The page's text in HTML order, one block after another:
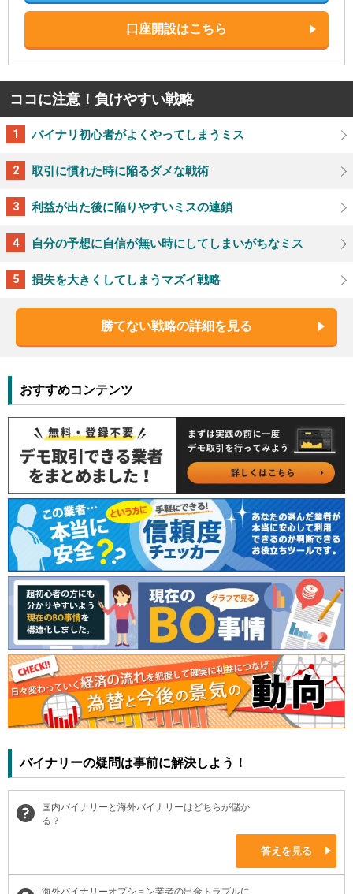
口座開設はこちら
ココに注意！負けやすい戦略
バイナリ初心者がよくやってしまうミス
取引に慣れた時に陥るダメな戦術
利益が出た後に陥りやすいミスの連鎖
自分の予想に自信が無い時にしてしまいがちなミス
損失を大きくしてしまうマズイ戦略
勝てない戦略の詳細を見る
おすすめコンテンツ
バイナリーの疑問は事前に解決しよう！
国内バイナリーと海外バイナリーはどちらが儲か
る？
答えを見る
海外バイナリーオプション業者の出金トラブルに